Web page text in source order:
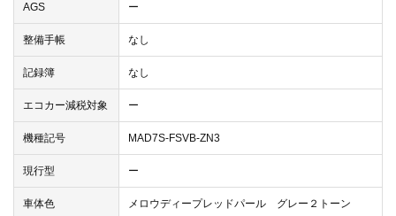
AGS ー
整備手帳 なし
記録簿 なし
エコカー減税対象 ー
機種記号 MAD7S-FSVB-ZN3
現行型 ー
車体色 メロウディープレッドパール グレー２トーン